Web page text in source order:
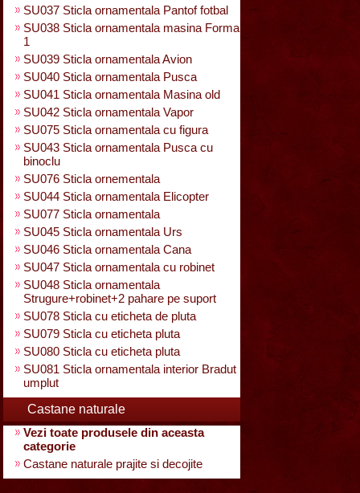
SU037 Sticla ornamentala Pantof fotbal
SU038 Sticla ornamentala masina Forma
1
SU039 Sticla ornamentala Avion
SU040 Sticla ornamentala Pusca
SU041 Sticla ornamentala Masina old
SU042 Sticla ornamentala Vapor
SU075 Sticla ornamentala cu figura
SU043 Sticla ornamentala Pusca cu
binoclu
SU076 Sticla ornementala
SU044 Sticla ornamentala Elicopter
SU077 Sticla ornamentala
SU045 Sticla ornamentala Urs
SU046 Sticla ornamentala Cana
SU047 Sticla ornamentala cu robinet
SU048 Sticla ornamentala
Strugure+robinet+2 pahare pe suport
SU078 Sticla cu eticheta de pluta
SU079 Sticla cu eticheta pluta
SU080 Sticla cu eticheta pluta
SU081 Sticla ornamentala interior Bradut
umplut
Castane naturale
Vezi toate produsele din aceasta
categorie
Castane naturale prajite si decojite